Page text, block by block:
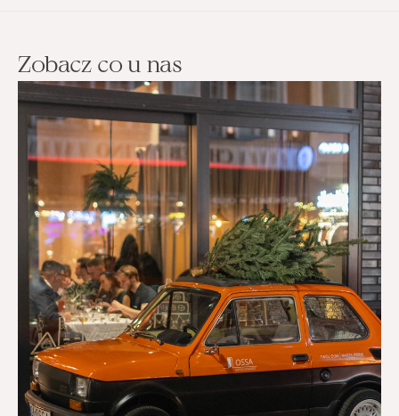
inwestycji gwarantują prestiż i komfort
życia.ApartamentNieruchomość wyróżnia się
funkcjonalnym układem i starannym
wykończeniem:Salon z kuchniąSypialniaHol,
łazienka.Z salonu prowadzi wyjście na taras, z
którego rozciąga się zachwycający widok na Zatokę
Pucką.LokalizacjaPuck to malownicze miasteczko
nad Zatoką Pucką, które łączy urok dawnej osady
rybackiej z nowoczesnością nadmorskiego kurortu.
Nowa marina jachtowa, klimatyczny rynek, liczne
trasy rowerowe i bliskość Parku Krajobrazowego
sprawiają, że jest to idealne miejsce zarówno do
życia na co dzień, jak i jako baza do aktywnego
wypoczynku.Dodatkowe atuty1 miejsce postojowe
w hali garażowej - dodatkowo płatne 40 tys.
zł.Bezpośredni dostęp do plaży i terenów
rekreacyjnychSkontaktuj się z nami i umów na
prezentację - to oferta dla osób, które szukają
połączenia luksusu, natury i prestiżowej lokalizacji
nad morzem.
Zobacz co u nas